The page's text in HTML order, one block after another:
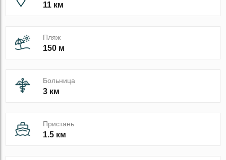
11 км
Пляж
150 м
Больница
3 км
Пристань
1.5 км